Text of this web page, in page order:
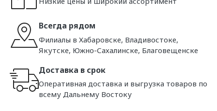
Всегда рядом
Филиалы в Хабаровске, Владивостоке,
Якутске, Южно-Сахалинске, Благовещенске
Доставка в срок
Оперативная доставка и выгрузка товаров по
всему Дальнему Востоку